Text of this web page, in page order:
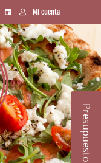
Mi cuenta
Presupuesto